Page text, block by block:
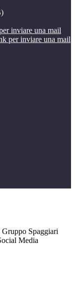
inviare una mail
per inviare una mail
Spaggiari
Media